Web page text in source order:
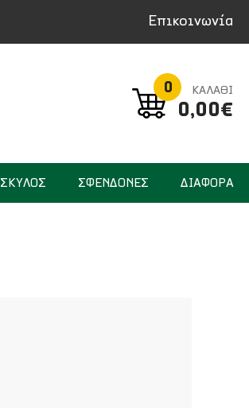
Επικοινωνία
0 ΚΑΛΑΘΙ
0,00€
ΣΚΥΛΟΣ ΣΦΕΝΔΟΝΕΣ ΔΙΑΦΟΡΑ